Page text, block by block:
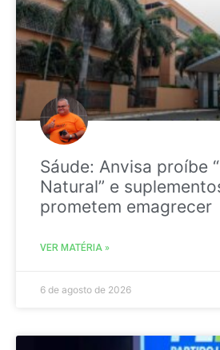
Sáude: Anvisa proíbe
Natural” e
prometem emagrecer
VER MATÉRIA »
6 de agosto de 2026